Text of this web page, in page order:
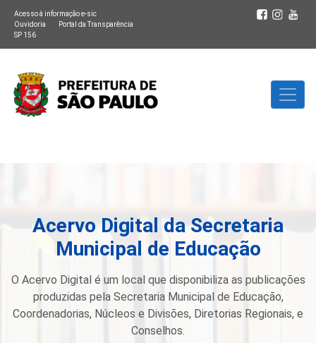
Acesso à informação e-sic
Ouvidoria
Portal da Transparência
SP 156
Acervo Digital da Secretaria
Municipal de Educação
O Acervo Digital é um local que disponibiliza as publicações
produzidas pela Secretaria Municipal de Educação,
Coordenadorias, Núcleos e Divisões, Diretorias Regionais, e
Conselhos.